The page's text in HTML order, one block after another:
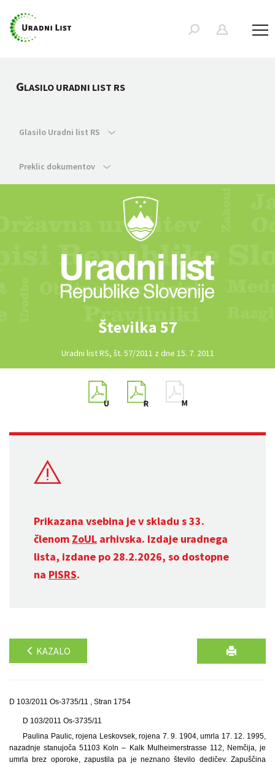
GLASILO URADNI LIST RS
Glasilo Uradni list RS
Preklic dokumentov
Številka 57
Uradni list RS, št. 57/2011 z dne 15. 7. 2011
Prikazana vsebina je v skladu s 33.
členom ZoUL arhivska. Izdaje uradnega
lista, izdane po 28.2.2026, so dostopne
na PISRS.
KAZALO
D 103/2011 Os-3735/11 , Stran 1754
D 103/2011 Os-3735/11
Paulina Paulic, rojena Leskovsek, rojena 7. 9. 1904, umrla 17. 12. 1995,
nazadnje stanujoča 51103 Koln – Kalk Mulheimerstrasse 112, Nemčija, je
umrla brez oporoke, zapustila pa je neznano število dedičev. Zapuščina